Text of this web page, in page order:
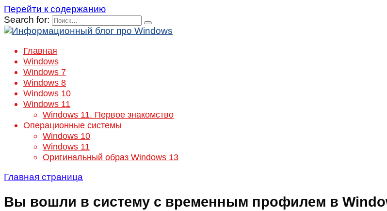
Перейти к содержанию
Search for:
Главная
Windows
Windows 7
Windows 8
Windows 10
Windows 11
Windows 11. Первое знакомство
Операционные системы
Windows 10
Windows 11
Оригинальный образ Windows 13
Главная страница
Вы вошли в систему с временным профилем в